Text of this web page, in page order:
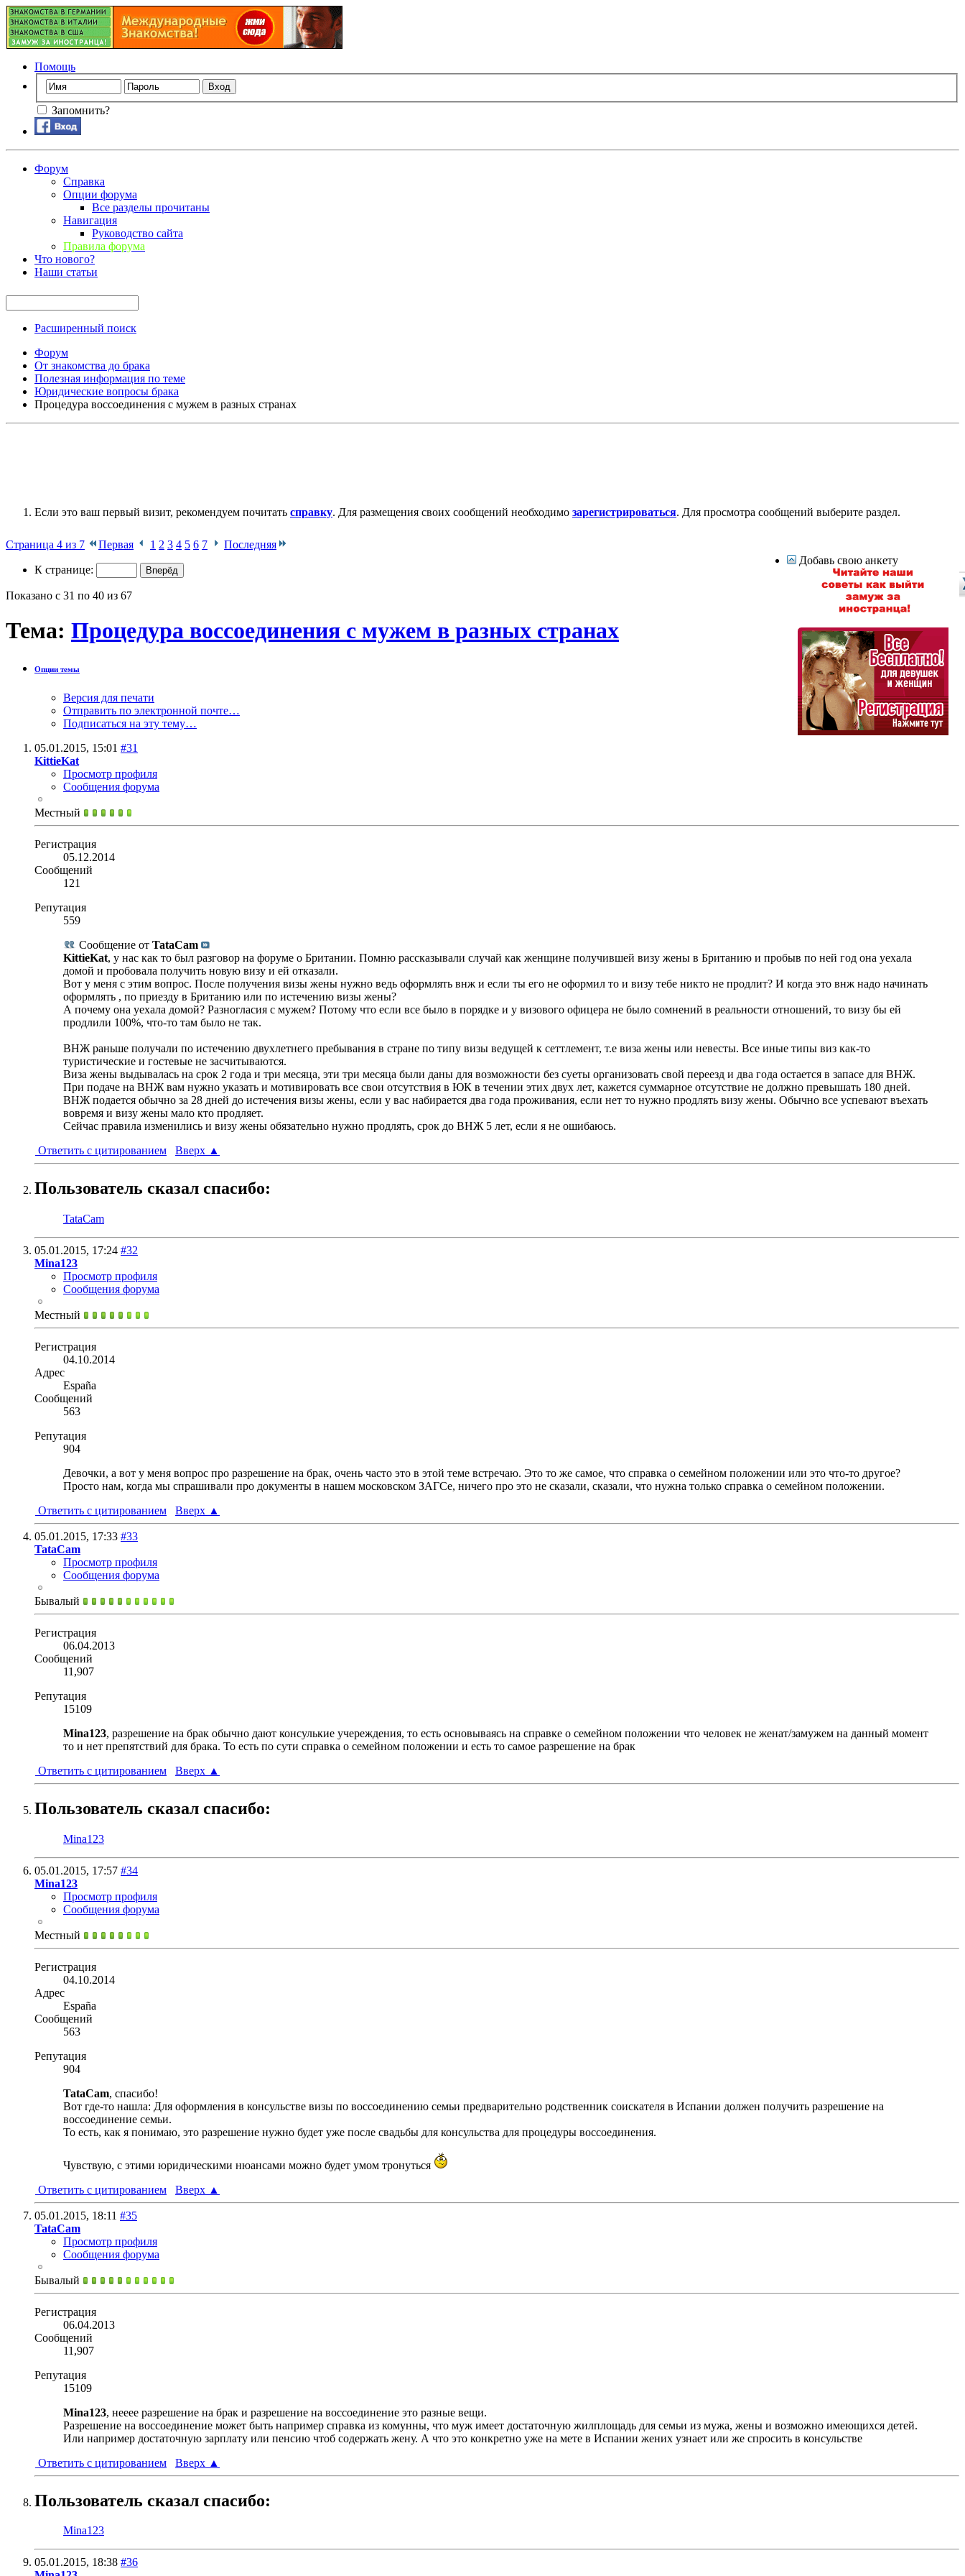
Помощь
Запомнить?
Форум
Справка
Опции форума
Все разделы прочитаны
Навигация
Руководство сайта
Правила форума
Что нового?
Наши статьи
Расширенный поиск
Форум
От знакомства до брака
Полезная информация по теме
Юридические вопросы брака
Процедура воссоединения с мужем в разных странах
Если это ваш первый визит, рекомендуем почитать справку. Для размещения своих сообщений необходимо зарегистрироваться. Для просмотра сообщений выберите раздел.
Страница 4 из 7 Первая 1 2 3 4 5 6 7 Последняя
К странице:
Показано с 31 по 40 из 67
Тема: Процедура воссоединения с мужем в разных странах
Опции темы
Версия для печати
Отправить по электронной почте…
Подписаться на эту тему…
05.01.2015, 15:01 #31
KittieKat
Просмотр профиля
Сообщения форума
Местный
Регистрация
05.12.2014
Сообщений
121
Репутация
559
Сообщение от TataCam
KittieKat, у нас как то был разговор на форуме о Британии. Помню рассказывали случай как женщине получившей визу жены в Британию и пробыв по ней год она уехала
домой и пробовала получить новую визу и ей отказали.
Вот у меня с этим вопрос. После получения визы жены нужно ведь оформлять внж и если ты его не оформил то и визу тебе никто не продлит? И когда это внж надо начинать
оформлять , по приезду в Британию или по истечению визы жены?
А почему она уехала домой? Разногласия с мужем? Потому что если все было в порядке и у визового офицера не было сомнений в реальности отношений, то визу бы ей
продлили 100%, что-то там было не так.
ВНЖ раньше получали по истечению двухлетнего пребывания в стране по типу визы ведущей к сеттлемент, т.е виза жены или невесты. Все иные типы виз как-то
туристические и гостевые не засчитываются.
Виза жены выдывалась на срок 2 года и три месяца, эти три месяца были даны для возможности без суеты организовать свой переезд и два года остается в запасе для ВНЖ.
При подаче на ВНЖ вам нужно указать и мотивировать все свои отсутствия в ЮК в течении этих двух лет, кажется суммарное отсутствие не должно превышать 180 дней.
ВНЖ подается обычно за 28 дней до истечения визы жены, если у вас набирается два года проживания, если нет то нужно продлять визу жены. Обычно все успевают въехать
вовремя и визу жены мало кто продляет.
Сейчас правила изменились и визу жены обязательно нужно продлять, срок до ВНЖ 5 лет, если я не ошибаюсь.
Ответить с цитированием
Вверх ▲
Пользователь сказал cпасибо:
TataCam
05.01.2015, 17:24 #32
Mina123
Просмотр профиля
Сообщения форума
Местный
Регистрация
04.10.2014
Адрес
España
Сообщений
563
Репутация
904
Девочки, а вот у меня вопрос про разрешение на брак, очень часто это в этой теме встречаю. Это то же самое, что справка о семейном положении или это что-то другое?
Просто нам, когда мы спрашивали про документы в нашем московском ЗАГСе, ничего про это не сказали, сказали, что нужна только справка о семейном положении.
Ответить с цитированием
Вверх ▲
05.01.2015, 17:33 #33
TataCam
Просмотр профиля
Сообщения форума
Бывалый
Регистрация
06.04.2013
Сообщений
11,907
Репутация
15109
Mina123, разрешение на брак обычно дают консулькие учереждения, то есть основываясь на справке о семейном положении что человек не женат/замужем на данный момент
то и нет препятствий для брака. То есть по сути справка о семейном положении и есть то самое разрешение на брак
Ответить с цитированием
Вверх ▲
Пользователь сказал cпасибо:
Mina123
05.01.2015, 17:57 #34
Mina123
Просмотр профиля
Сообщения форума
Местный
Регистрация
04.10.2014
Адрес
España
Сообщений
563
Репутация
904
TataCam, спасибо!
Вот где-то нашла: Для оформления в консульстве визы по воссоединению семьи предварительно родственник соискателя в Испании должен получить разрешение на
воссоединение семьи.
То есть, как я понимаю, это разрешение нужно будет уже после свадьбы для консульства для процедуры воссоединения.
Чувствую, с этими юридическими нюансами можно будет умом тронуться
Ответить с цитированием
Вверх ▲
05.01.2015, 18:11 #35
TataCam
Просмотр профиля
Сообщения форума
Бывалый
Регистрация
06.04.2013
Сообщений
11,907
Репутация
15109
Mina123, нееее разрешение на брак и разрешение на воссоединение это разные вещи.
Разрешение на воссоединение может быть например справка из комунны, что муж имеет достаточную жилплощадь для семьи из мужа, жены и возможно имеющихся детей.
Или например достаточную зарплату или пенсию чтоб содержать жену. А что это конкретно уже на мете в Испании жених узнает или же спросить в консульстве
Ответить с цитированием
Вверх ▲
Пользователь сказал cпасибо:
Mina123
05.01.2015, 18:38 #36
Добавь свою анкету